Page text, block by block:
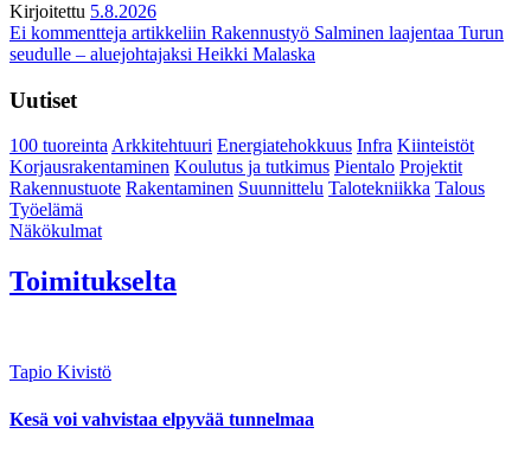
Kirjoitettu 5.8.2026
Ei kommentteja artikkeliin Rakennustyö Salminen laajentaa Turun
seudulle – aluejohtajaksi Heikki Malaska
Uutiset
100 tuoreintaArkkitehtuuri Energiatehokkuus Infra Kiinteistöt
Korjausrakentaminen Koulutus ja tutkimus Pientalo Projektit
Rakennustuote Rakentaminen Suunnittelu Talotekniikka Talous
Työelämä
Näkökulmat
Toimitukselta
Tapio Kivistö
Kesä voi vahvistaa elpyvää tunnelmaa